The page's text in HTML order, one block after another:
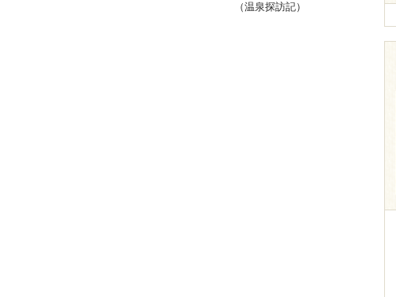
（温泉探訪記）